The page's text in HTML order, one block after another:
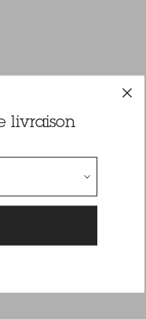
livraison